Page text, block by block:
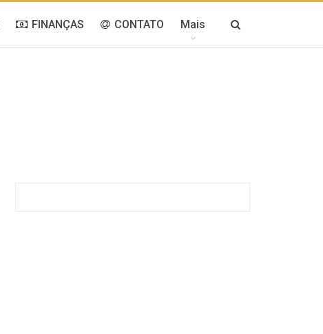
FINANÇAS CONTATO Mais